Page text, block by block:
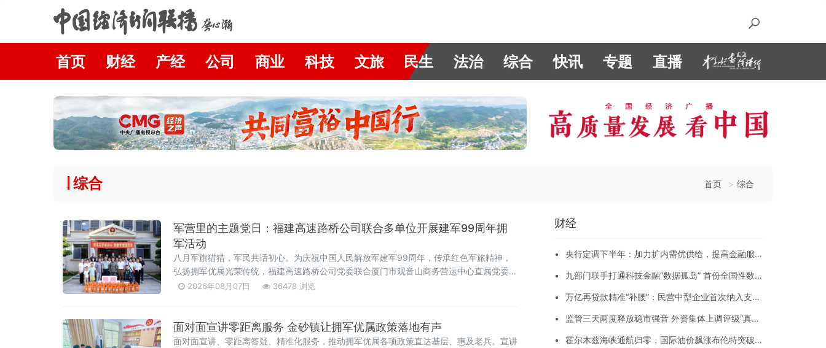
首页 财经 产经 公司 商业 科技 文旅 民生 法治 综合 快讯 专题 直播
综合 首页 综合
军营里的主题党日：福建高速路桥公司联合多单位开展建军99周年拥
军活动
八月军旗猎猎，军民共话初心。为庆祝中国人民解放军建军99周年，传承红色军旅精神，
弘扬拥军优属光荣传统，福建高速路桥公司党委联合厦门市观音山商务营运中心直属党委、
思明区工业园区管理委员会等单位，于8月6日走进武警某部，共同开展“情系军营砺初心 致
2026年08月07日 36478 浏览
面对面宣讲零距离服务 金砂镇让拥军优属政策落地有声
面对面宣讲、零距离答疑、精准化服务，推动拥军优属各项政策直达基层、惠及老兵。宣讲
财经
•
央行定调下半年：加力扩内需优供给，提高金融服务
•
九部门联手打通科技金融“数据孤岛” 首份全国性数据
•
万亿再贷款精准“补腰”：民营中型企业首次纳入支持
•
监管三天两度释放稳市强音 外资集体上调评级“真金
•
霍尔木兹海峡通航归零，国际油价飙涨布伦特突破